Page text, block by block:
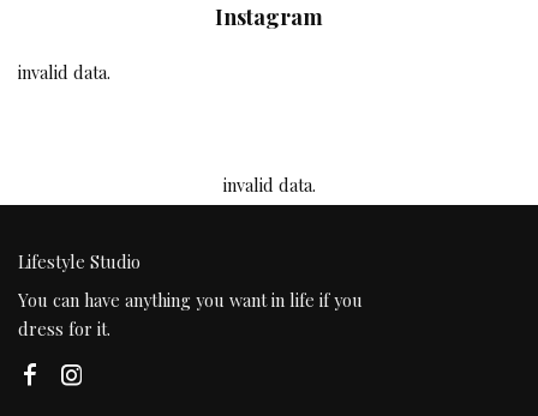
Instagram
invalid data.
invalid data.
Lifestyle Studio
You can have anything you want in life if you
dress for it.